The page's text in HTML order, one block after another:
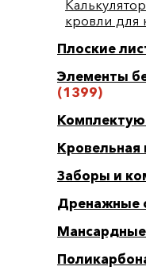
кровли
Плоские
Элементы
(1399)
Кровельная
Заборы и
Дренажные